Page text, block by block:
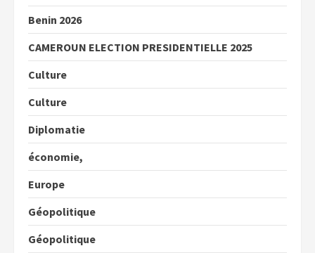
Benin 2026
CAMEROUN ELECTION PRESIDENTIELLE 2025
Culture
Culture
Diplomatie
économie,
Europe
Géopolitique
Géopolitique